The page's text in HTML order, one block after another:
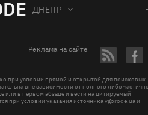
ДНЕПР
Реклама на сайте
при условии прямой и открытой для поисковых
вне зависимости от полного либо
или в первом абзаце и вести на цитируемый
при условии указания источника vgorode.ua и